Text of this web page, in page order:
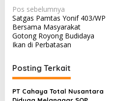
N
a
v
i
g
a
s
Pos sebelumnya
Satgas Pamtas Yonif 403/WP
Bersama Masyarakat
Gotong Royong Budidaya
Ikan di Perbatasan
Posting Terkait
PT Cahaya Total Nusantara